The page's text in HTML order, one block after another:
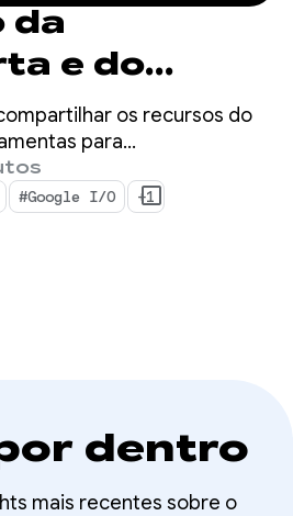
da
e do
de apps
TV
os recursos do
para
para aumentar a
do seu conteúdo e
experiências futuras de
#Google I/O +1
dentro
mais recentes sobre o